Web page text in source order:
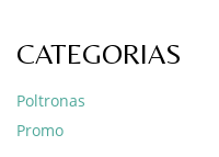
CATEGORIAS
Poltronas
Promo